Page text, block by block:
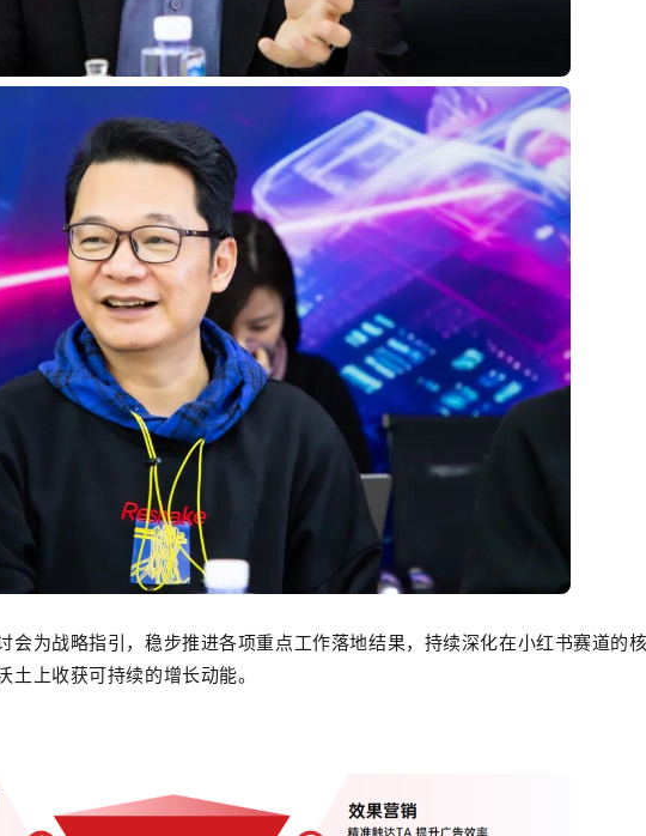
会为战略指引，稳步推进各项重点工作落地结果，持续深化在小红书赛道的
上收获可持续的增长动能。